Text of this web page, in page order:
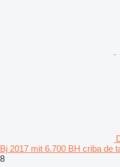
Bj 2017 mit 6.700 BH criba de
8